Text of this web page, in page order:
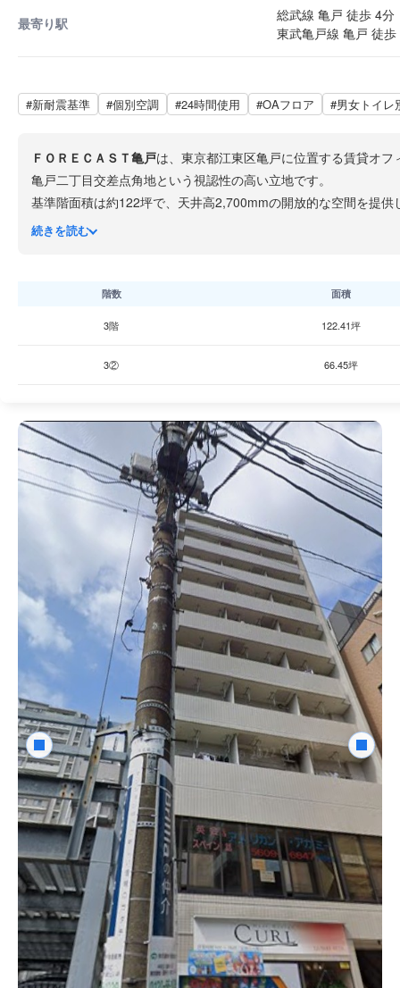
最寄り駅
総武線 亀戸 徒歩 4分
東武亀戸線 亀戸 徒歩
#新耐震基準 #個別空調 #24時間使用 #OAフロア #男女トイレ
ＦＯＲＥＣＡＳＴ亀戸は、東京都江東区亀戸に位置する賃貸オ
亀戸二丁目交差点角地という視認性の高い立地です。
基準階面積は約122坪で、天井高2,700mmの開放的な空間を提
機械警備、個別空調、OAフロア、男女別トイレ、エレベーター
続きを読む
階数 面積
3階 122.41坪
3② 66.45坪